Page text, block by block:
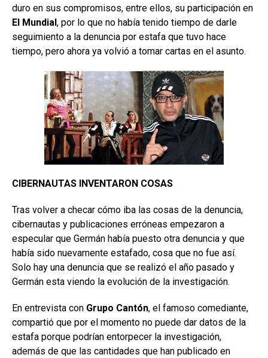
duro en sus compromisos, entre ellos, su participación en
El Mundial, por lo que no había tenido tiempo de darle
seguimiento a la denuncia por estafa que tuvo hace
tiempo, pero ahora ya volvió a tomar cartas en el asunto.
CIBERNAUTAS INVENTARON COSAS
Tras volver a checar cómo iba las cosas de la denuncia,
cibernautas y publicaciones erróneas empezaron a
especular que Germán había puesto otra denuncia y que
había sido nuevamente estafado, cosa que no fue así.
Solo hay una denuncia que se realizó el año pasado y
Germán esta viendo la evolución de la investigación.
En entrevista con Grupo Cantón, el famoso comediante,
compartió que por el momento no puede dar datos de la
estafa porque podrían entorpecer la investigación,
además de que las cantidades que han publicado en